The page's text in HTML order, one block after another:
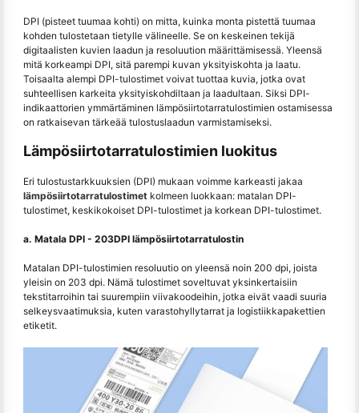
DPI (pisteet tuumaa kohti) on mitta, kuinka monta pistettä tuumaa
kohden tulostetaan tietylle välineelle. Se on keskeinen tekijä
digitaalisten kuvien laadun ja resoluution määrittämisessä. Yleensä
mitä korkeampi DPI, sitä parempi kuvan yksityiskohta ja laatu.
Toisaalta alempi DPI-tulostimet voivat tuottaa kuvia, jotka ovat
suhteellisen karkeita yksityiskohdiltaan ja laadultaan. Siksi DPI-
indikaattorien ymmärtäminen lämpösiirtotarratulostimien ostamisessa
on ratkaisevan tärkeää tulostuslaadun varmistamiseksi.
Lämpösiirtotarratulostimien luokitus
Eri tulostustarkkuuksien (DPI) mukaan voimme karkeasti jakaa
lämpösiirtotarratulostimet kolmeen luokkaan: matalan DPI-
tulostimet, keskikokoiset DPI-tulostimet ja korkean DPI-tulostimet.
a. Matala DPI - 203DPI lämpösiirtotarratulostin
Matalan DPI-tulostimien resoluutio on yleensä noin 200 dpi, joista
yleisin on 203 dpi. Nämä tulostimet soveltuvat yksinkertaisiin
tekstitarroihin tai suurempiin viivakoodeihin, jotka eivät vaadi suuria
selkeysvaatimuksia, kuten varastohyllytarrat ja logistiikkapakettien
etiketit.